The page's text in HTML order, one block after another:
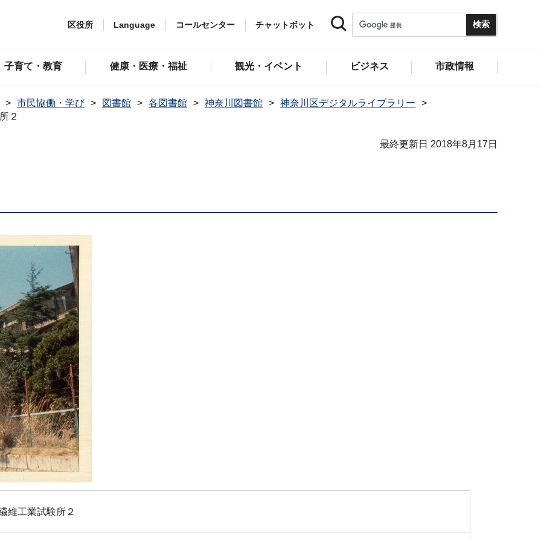
区役所 Language コールセンター チャットボット
子育て・教育 健康・医療・福祉 観光・イベント ビジネス 市政情報
市民協働・学び 図書館 各図書館 神奈川図書館
神奈川区デジタルライブラリー
２
最終更新日 2018年8月17日
維工業試験所２